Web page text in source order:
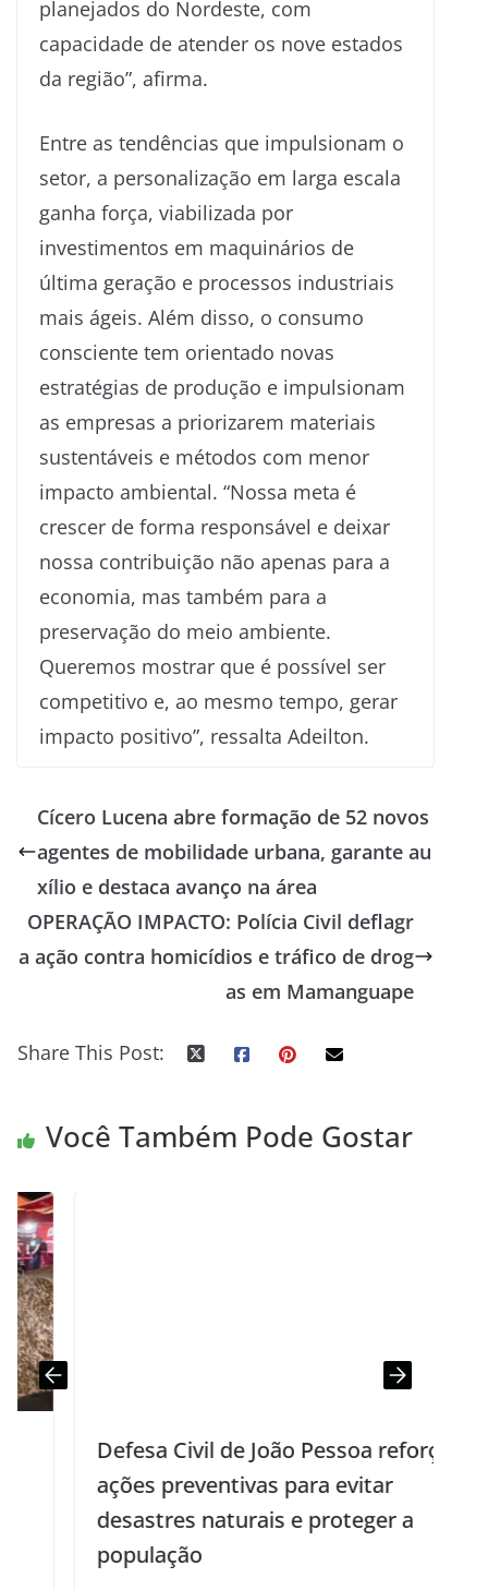
planejados do Nordeste, com
capacidade de atender os nove estados
da região”, afirma.
Entre as tendências que impulsionam o
setor, a personalização em larga escala
ganha força, viabilizada por
investimentos em maquinários de
última geração e processos industriais
mais ágeis. Além disso, o consumo
consciente tem orientado novas
estratégias de produção e impulsionam
as empresas a priorizarem materiais
sustentáveis e métodos com menor
impacto ambiental. “Nossa meta é
crescer de forma responsável e deixar
nossa contribuição não apenas para a
economia, mas também para a
preservação do meio ambiente.
Queremos mostrar que é possível ser
competitivo e, ao mesmo tempo, gerar
impacto positivo”, ressalta Adeilton.
Cícero Lucena abre formação de 52 novos
agentes de mobilidade urbana, garante au
xílio e destaca avanço na área
OPERAÇÃO IMPACTO: Polícia Civil deflagr
a ação contra homicídios e tráfico de drog
as em Mamanguape
Share This Post:
Você Também Pode Gostar
Defesa Civil de João Pessoa reforça
ações preventivas para evitar
desastres naturais e proteger a
população